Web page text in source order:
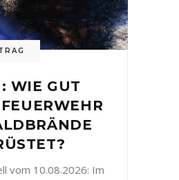
WIE GUT
vom 10.08.2026: Im